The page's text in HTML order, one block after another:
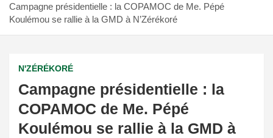
Campagne présidentielle : la COPAMOC de Me. Pépé
Koulémou se rallie à la GMD à N’Zérékoré
N'ZÉRÉKORÉ
Campagne présidentielle : la
COPAMOC de Me. Pépé
Koulémou se rallie à la GMD à